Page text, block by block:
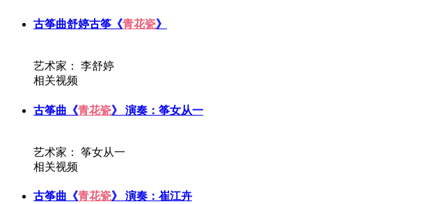
古筝曲舒婷古筝《青花瓷》
艺术家： 李舒婷
相关视频
古筝曲 《青花瓷》 演奏：筝女从一
艺术家： 筝女从一
相关视频
古筝曲 《青花瓷》 演奏：崔江卉